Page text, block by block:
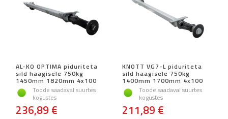
AL-KO OPTIMA piduriteta
sild haagisele 750kg
1450mm 1820mm 4x100
Toode saadaval suurtes
kogustes
236,89 €
KNOTT VG7-L piduriteta
sild haagisele 750kg
1400mm 1700mm 4x100
Toode saadaval suurtes
kogustes
211,89 €